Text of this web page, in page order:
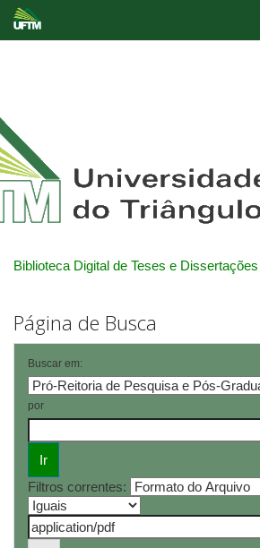
Biblioteca Digital de Teses e Dissertações
Página de Busca
Buscar em:
por
Filtros correntes: